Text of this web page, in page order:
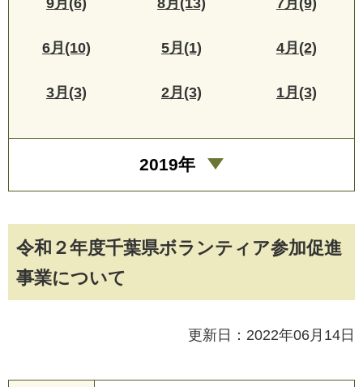
令和２年度千葉県ボランティア参加促進
事業について
更新日：2022年06月14日
6月(10) 5月(1) 4月(2)
3月(3) 2月(3) 1月(3)
2019年